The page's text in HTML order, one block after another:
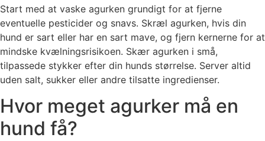
Start med at vaske agurken grundigt for at fjerne
eventuelle pesticider og snavs. Skræl agurken, hvis din
hund er sart eller har en sart mave, og fjern kernerne for at
mindske kvælningsrisikoen. Skær agurken i små,
tilpassede stykker efter din hunds størrelse. Server altid
uden salt, sukker eller andre tilsatte ingredienser.
Hvor meget agurker må en
hund få?